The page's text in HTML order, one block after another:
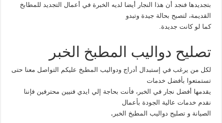
بتجديدها فنجد أن هذا النجار أيضا لديه الخبرة في أعمال التجديد للمطابخ
القديمة، لتصبح بحالة جيدة وتبدو
كما لو كانت جديدة.
تصليح دواليب المطبخ الخبر
لكل من يرغب في إستبدال أدراج ودواليب المطبخ عليكم التواصل معنا حتى
تستمتعوا بأفضل خدمات
يقدمها أفضل نجار في الخبر، فأنت بحاجة إلي ايدي فنيين محترفين فإننا
نقدم خدمات عالية الجودة بأعمال
الصيانة و تصليح دواليب المطبخ الخبر .